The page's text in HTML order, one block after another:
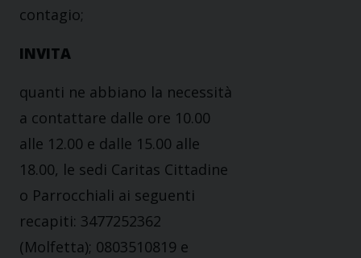
contagio;
INVITA
quanti ne abbiano la necessità
a contattare dalle ore 10.00
alle 12.00 e dalle 15.00 alle
18.00, le sedi Caritas Cittadine
o Parrocchiali ai seguenti
recapiti: 3477252362
(Molfetta); 0803510819 e